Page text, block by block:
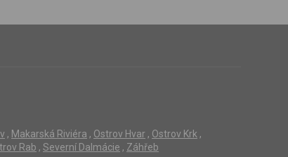
, Makarská Riviéra , Ostrov Hvar , Ostrov Krk ,
Rab , Severní Dalmácie , Záhřeb